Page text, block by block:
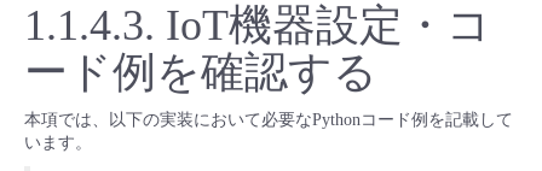
ネットワーク
クラウド/サーバー
ネットワーク
料金シミュレーター
データ利活用
ご利用開始ガイド
■ 管理機能
1.1.4.3. IoT機器設定・コ
ード例を確認する
本項では、以下の実装において必要なPythonコード例を記載して
います。